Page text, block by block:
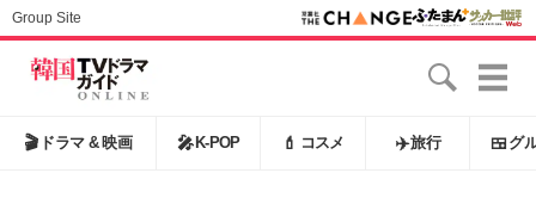
Group Site
🎬 ドラマ & 映画 🎤 K-POP 💄 コスメ ✈️旅行 🍱 グ